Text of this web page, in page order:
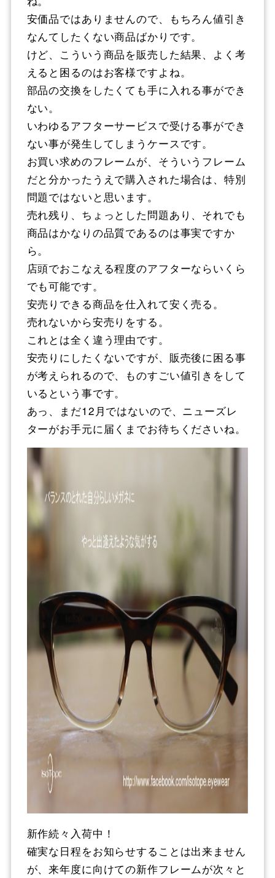
安価品ではありませんので、もちろん値引き
なんてしたくない商品ばかりです。
けど、こういう商品を販売した結果、よく考
えると困るのはお客様ですよね。
部品の交換をしたくても手に入れる事ができ
ない。
いわゆるアフターサービスで受ける事ができ
ない事が発生してしまうケースです。
お買い求めのフレームが、そういうフレーム
だと分かったうえで購入された場合は、特別
問題ではないと思います。
売れ残り、ちょっとした問題あり、それでも
商品はかなりの品質であるのは事実ですか
ら。
店頭でおこなえる程度のアフターならいくら
でも可能です。
安売りできる商品を仕入れて安く売る。
売れないから安売りをする。
これとは全く違う理由です。
安売りにしたくないですが、販売後に困る事
が考えられるので、ものすごい値引きをして
いるという事です。
あっ、まだ12月ではないので、ニューズレ
ターがお手元に届くまでお待ちくださいね。
新作続々入荷中！
確実な日程をお知らせすることは出来ません
が、来年度に向けての新作フレームが次々と